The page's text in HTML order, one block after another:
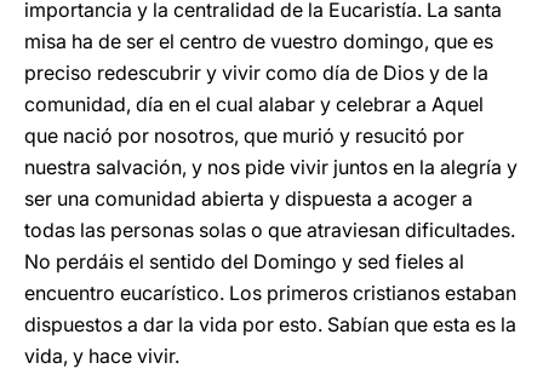
importancia y la centralidad de la Eucaristía. La santa
misa ha de ser el centro de vuestro domingo, que es
preciso redescubrir y vivir como día de Dios y de la
comunidad, día en el cual alabar y celebrar a Aquel
que nació por nosotros, que murió y resucitó por
nuestra salvación, y nos pide vivir juntos en la alegría y
ser una comunidad abierta y dispuesta a acoger a
todas las personas solas o que atraviesan dificultades.
No perdáis el sentido del Domingo y sed fieles al
encuentro eucarístico. Los primeros cristianos estaban
dispuestos a dar la vida por esto. Sabían que esta es la
vida, y hace vivir.